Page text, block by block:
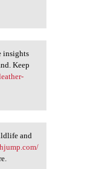
insights
Keep
and